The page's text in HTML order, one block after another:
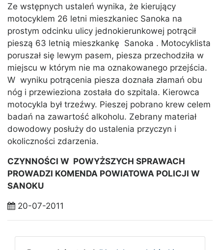
Ze wstępnych ustaleń wynika, że kierujący
motocyklem 26 letni mieszkaniec Sanoka na
prostym odcinku ulicy jednokierunkowej potrącił
pieszą 63 letnią mieszkankę Sanoka . Motocyklista
poruszał się lewym pasem, piesza przechodziła w
miejscu w którym nie ma oznakowanego przejścia.
W wyniku potrącenia piesza doznała złamań obu
nóg i przewieziona została do szpitala. Kierowca
motocykla był trzeźwy. Pieszej pobrano krew celem
badań na zawartość alkoholu. Zebrany materiał
dowodowy posłuży do ustalenia przyczyn i
okoliczności zdarzenia.
CZYNNOŚCI W POWYŻSZYCH SPRAWACH
PROWADZI KOMENDA POWIATOWA POLICJI W
SANOKU
20-07-2011